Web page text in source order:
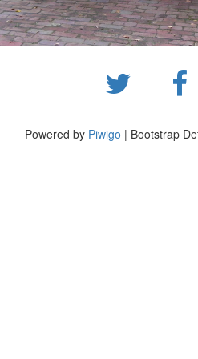
Powered by Piwigo | Bootstrap